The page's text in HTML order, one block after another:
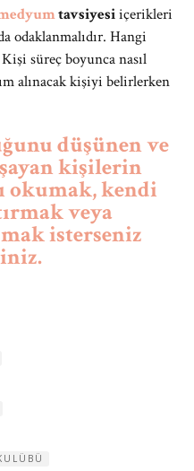
tavsiyesiiçerikleri
odaklanmalıdır. Hangi
süreç boyunca nasıl
alınacak kişiyi belirlerken
düşünen ve
kişilerin
okumak, kendi
veya
isterseniz